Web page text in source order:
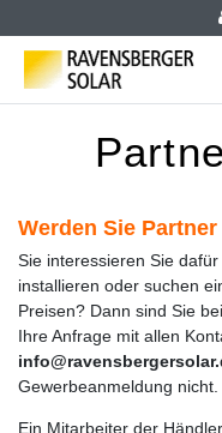
Werden Sie
Sie interessieren Sie
installieren oder suchen
Preisen? Dann sind Sie
Ihre Anfrage mit allen
Gewerbeanmeldung nicht.
Ein Mitarbeiter der